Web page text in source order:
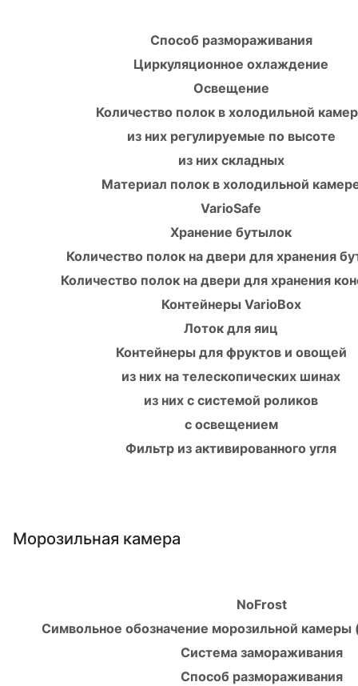
Способ размораживания
Циркуляционное охлаждение
Освещение
Количество полок в холодильной
из них регулируемые по высоте
из них складных
Материал полок в холодильной
VarioSafe
Хранение бутылок
Количество полок на двери для хранения
Количество полок на двери для хранения
Контейнеры VarioBox
Лоток для яиц
Контейнеры для фруктов и овощей
из них на телескопических шинах
из них с системой роликов
с освещением
Фильтр из активированного угля
Морозильная камера
NoFrost
Символьное обозначение морозильной камеры
Система замораживания
Способ размораживания